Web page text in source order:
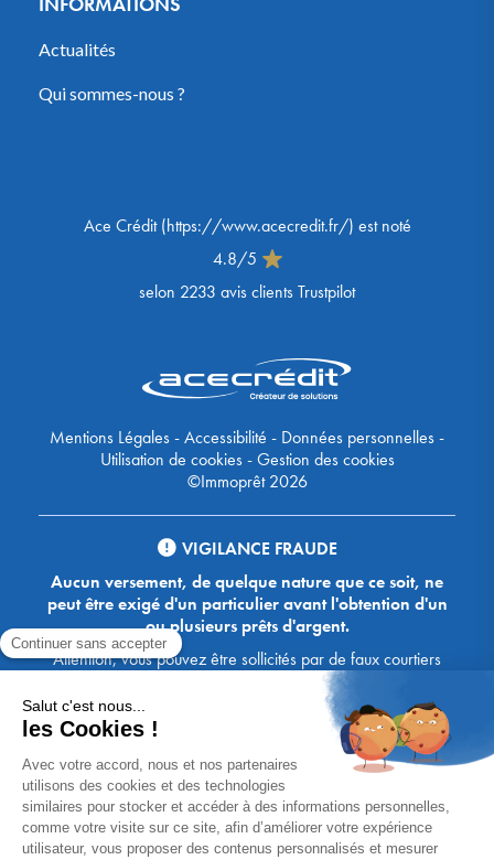
Actualités
Qui sommes-nous ?
Ace Crédit(https://www.acecredit.fr/) est noté
4.8/5
selon 2233 avis clients Trustpilot
Mentions Légales-Accessibilité - Données personnelles-
Utilisation de cookies-Gestion des cookies
©Immoprêt 2026
VIGILANCE FRAUDE
Aucun versement, de quelque nature que ce soit, ne
peut être exigé d'un particulier avant l'obtention d'un
ou plusieurs prêts d'argent.
Attention, vous pouvez être sollicités par de faux courtiers
Ace Crédit / Immoprêt, qui vous proposent de bénéficier de
crédits, en vous demandant de transmettre des documents,
des fonds, des coordonnées bancaires, etc. Soyez vigilants :
Immoprêt ne demande jamais à ses clients de virer sur ses
comptes des sommes prêtées par les banques, à l'exception
des honoraires des agences. Les courtiers Ace Crédit /
Immoprêt vous écrivent toujours d'une adresse mail
xxxx@acecredit.fr ou xxxx@immopret.fr.